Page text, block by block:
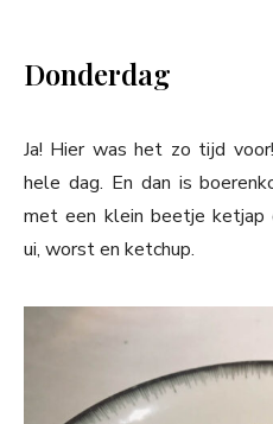
Donderdag
Ja! Hier was het zo tijd
hele dag. En dan is
met een klein beetje ketjap
ui, worst en ketchup.